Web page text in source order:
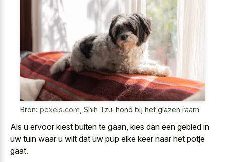
Bron: pexels.com Shih Tzu-hond bij het glazen raam
Als u ervoor kiest buiten te gaan, kies dan een gebied in
uw tuin waar u wilt dat uw pup elke keer naar het potje
gaat.